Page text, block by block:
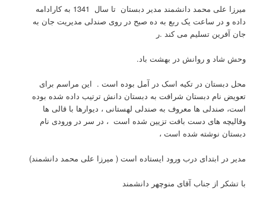
میرزا علی محمد دانشمند مدیر دبستان تا سال 1341 به کارادامه
داده و در ساعت یک ربع به ده صبح در روی صندلی مدیریت جان به
جان آفرین تسلیم می کند .ر
وحش شاد و روانش در بهشت باد.
محل دبستان در تکیه اسک در آمل بوده است . این مراسم برای
تعویض نام دبستان شرافت به دبستان دانش ترتیب داده شده بوده
است، صندلی ها معروف به صندلی لهستانی ، دیوارها با قالی ها
وقالیچه های دست بافت تزیین شده است ، در سر در ورودی نام
دبستان نوشته شده است ،
مدیر در ابتدای درب ورود ایستاده است ( میرزا علی محمد دانشمند)
با تشکر از جناب آقای منوچهر دانشمند